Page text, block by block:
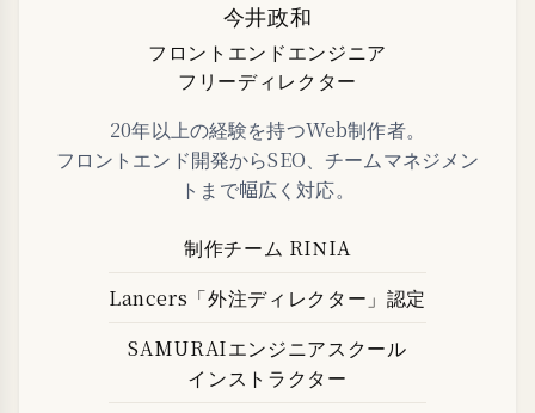
今井政和
フロントエンドエンジニア
フリーディレクター
20年以上の経験を持つWeb制作者。
フロントエンド開発からSEO、チームマネジメン
トまで幅広く対応。
制作チーム RINIA
Lancers「外注ディレクター」認定
SAMURAIエンジニアスクール
インストラクター